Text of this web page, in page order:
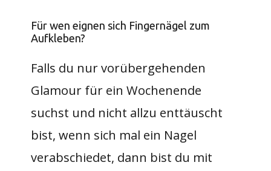
Für wen eignen sich Fingernägel zum
Aufkleben?
Falls du nur vorübergehenden
Glamour für ein Wochenende
suchst und nicht allzu enttäuscht
bist, wenn sich mal ein Nagel
verabschiedet, dann bist du mit